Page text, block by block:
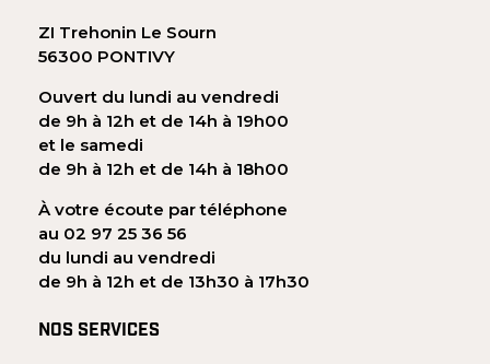
ZI Trehonin Le Sourn
56300 PONTIVY
Ouvert du lundi au vendredi
de 9h à 12h et de 14h à 19h00
et le samedi
de 9h à 12h et de 14h à 18h00
À votre écoute par téléphone
au 02 97 25 36 56
du lundi au vendredi
de 9h à 12h et de 13h30 à 17h30
NOS SERVICES